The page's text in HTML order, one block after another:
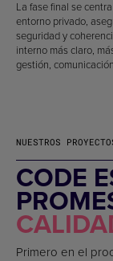
La fase final se
entorno privado,
seguridad y
interno más claro,
gestión,
NUESTROS
CODE
Primero en el